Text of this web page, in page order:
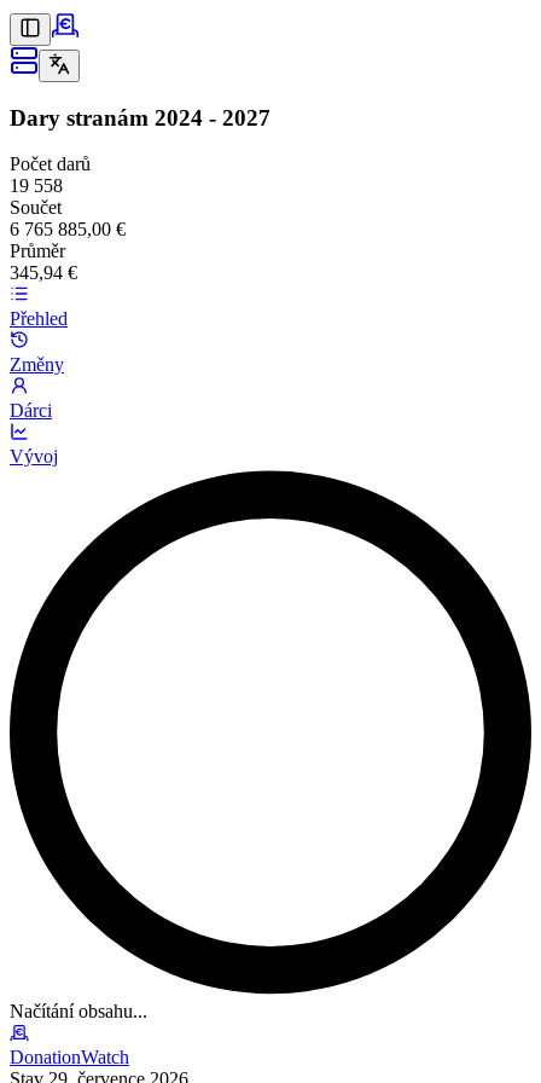
Dary stranám 2024 - 2027
Počet darů
19 558
Součet
6 765 885,00 €
Průměr
345,94 €
Přehled
Změny
Dárci
Vývoj
Načítání obsahu...
DonationWatch
Stav 29. července 2026